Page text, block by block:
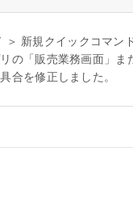
新規クイックコマン
の「販売業務画面」ま
合を修正しました。